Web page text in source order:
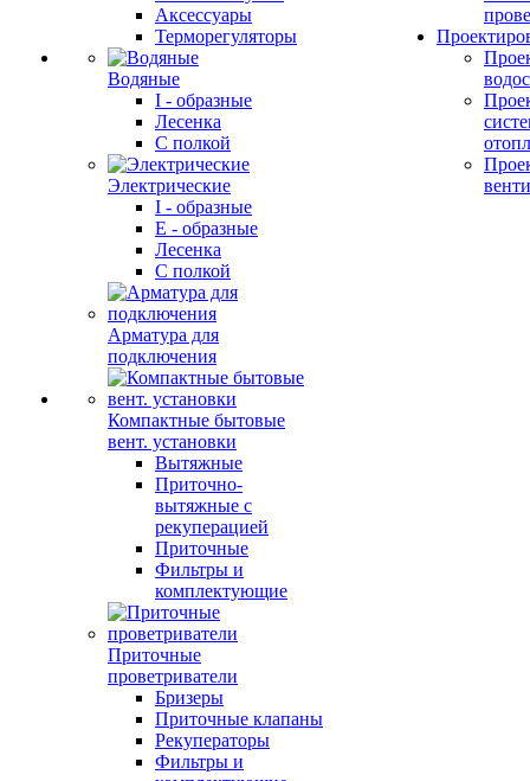
Аксессуары
Терморегуляторы
Водяные
I - образные
Лесенка
С полкой
Электрические
I - образные
E - образные
Лесенка
С полкой
Арматура для
подключения
Компактные бытовые
вент. установки
Вытяжные
Приточно-
вытяжные с
рекуперацией
Приточные
Фильтры и
комплектующие
Приточные
проветриватели
Бризеры
Приточные клапаны
Рекуператоры
Фильтры и